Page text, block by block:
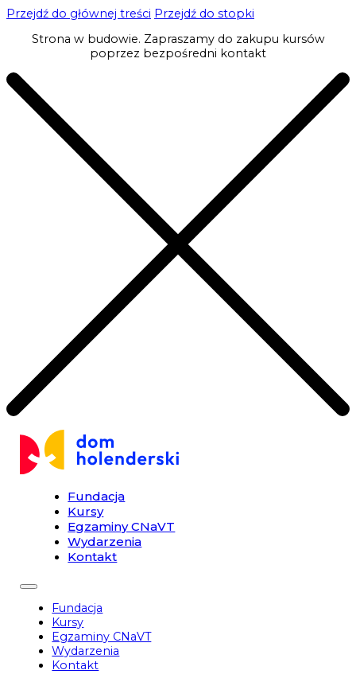
Przejdź do głównej treści Przejdź do stopki
Strona w budowie. Zapraszamy do zakupu kursów
poprzez bezpośredni kontakt
Fundacja
Kursy
Egzaminy CNaVT
Wydarzenia
Kontakt
Fundacja
Kursy
Egzaminy CNaVT
Wydarzenia
Kontakt